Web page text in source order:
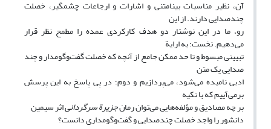
آن، نظیر مناسبات بینامتنی و اشارات و ارجاعات چشمگیر، خصلت
چندصدایی دارند. از این
رو، ما در این نوشتار دو هدف کارکردی عمده را مطمح نظر قرار
می‌دهیم. نخست؛ به ‌ارایة
تبیینی مبسوط و تا حد ممکن جامع از آنچه که خصلت گفت‌وگومدار و چند
صدایی یک متن
ادبی نامیده می‌شود، می‌پردازیم و دوم؛ در پی پاسخ به‌ این پرسش
برمی‌آییم که با تکیه
بر چه مصادیق و مؤلفه‌هایی می‌توان رمانجزیرة سرگردانیاثر سیمین
دانشور را واجد خصلت چندصدایی و گفت‌وگومداری دانست؟